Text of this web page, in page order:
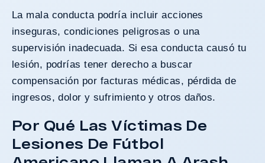
La mala conducta podría incluir acciones
inseguras, condiciones peligrosas o una
supervisión inadecuada. Si esa conducta causó tu
lesión, podrías tener derecho a buscar
compensación por facturas médicas, pérdida de
ingresos, dolor y sufrimiento y otros daños.
Por Qué Las Víctimas De
Lesiones De Fútbol